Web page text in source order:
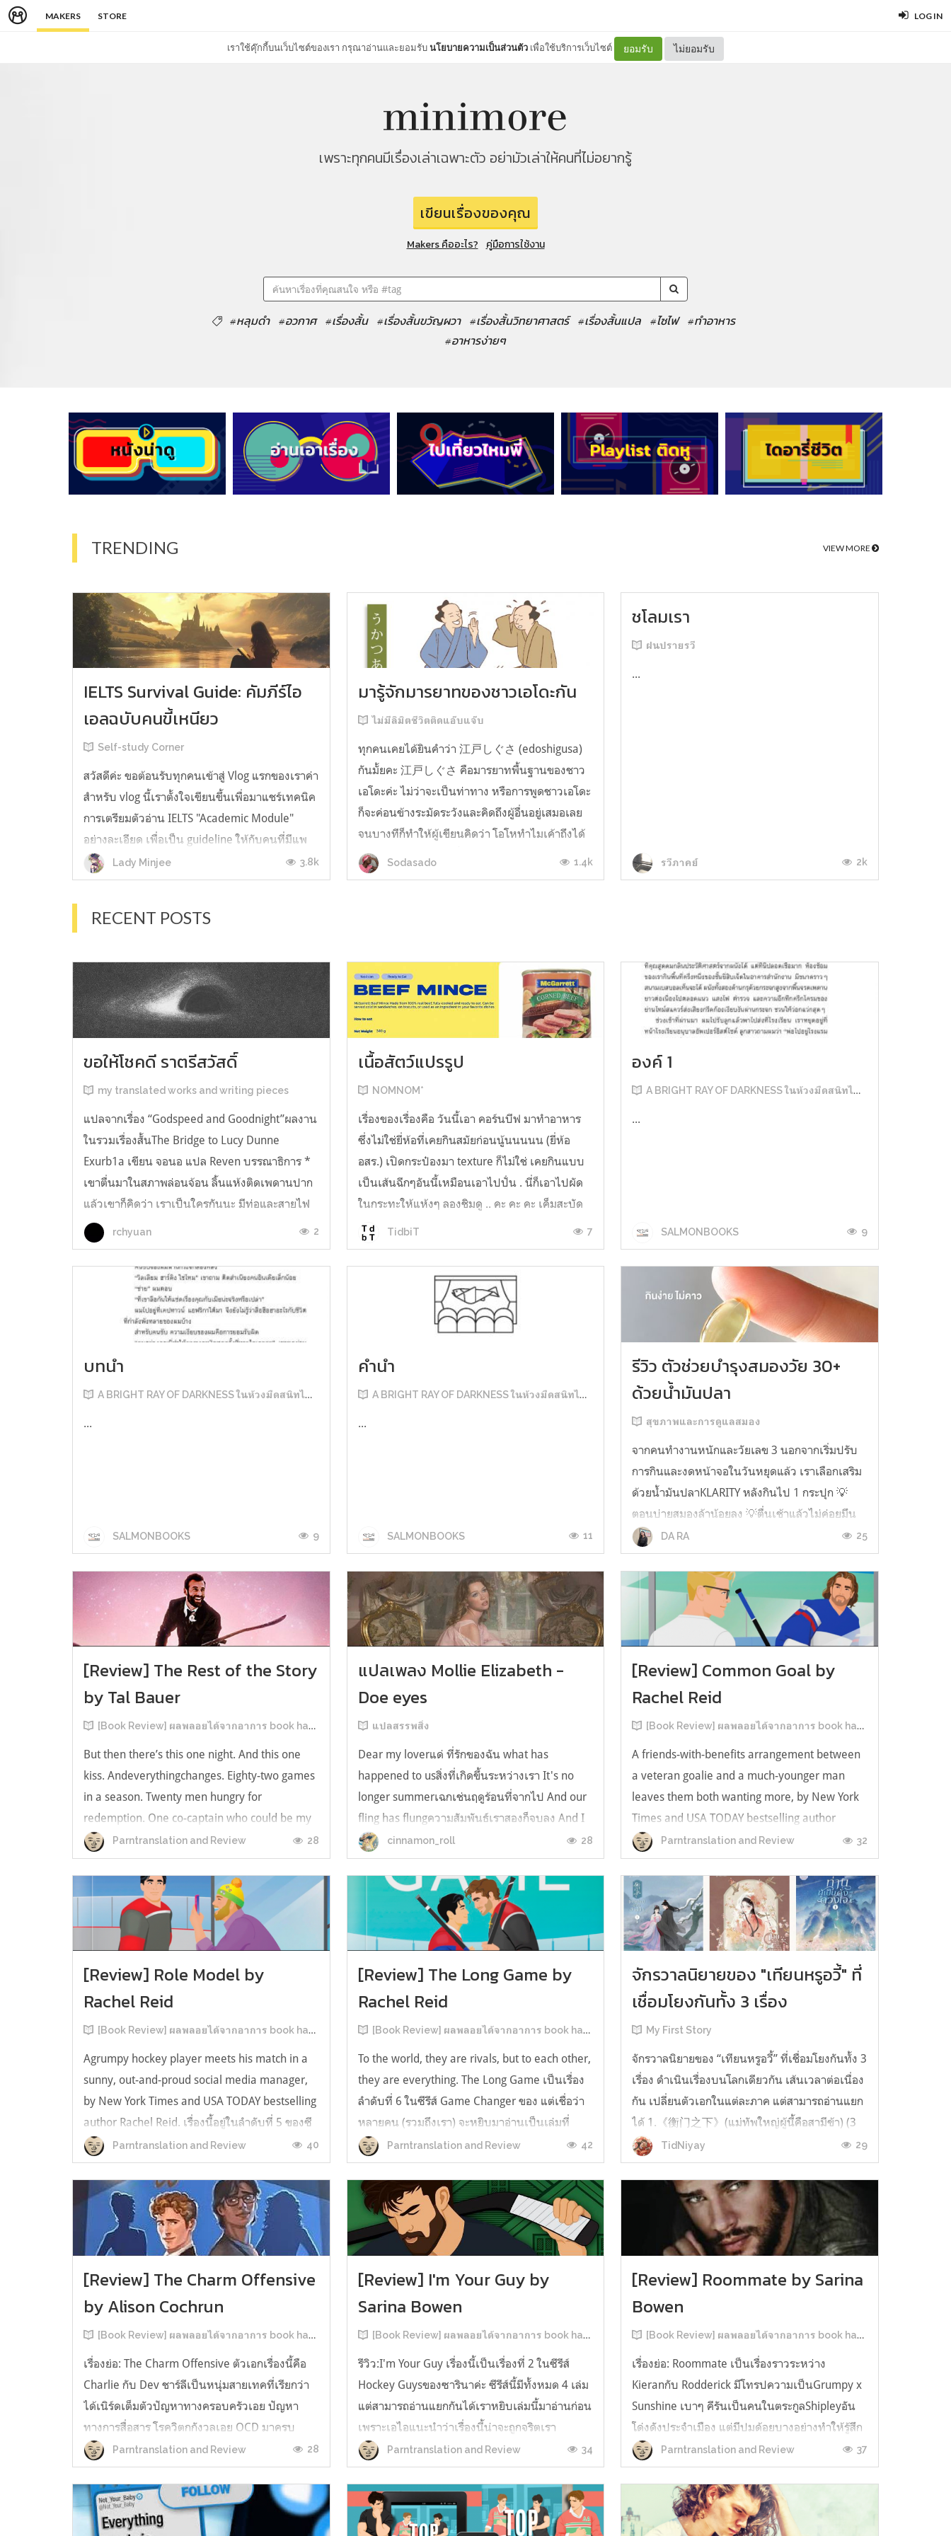
MAKERS STORE LOG IN
เราใช้คุ๊กกี้บนเว็บไซต์ของเรา กรุณาอ่านและยอมรับนโยบายความเป็นส่วนตัว เพื่อใช้บริการเว็บไซต์ ยอมรับ ไม่ยอมรับ
เพราะทุกคนมีเรื่องเล่าเฉพาะตัว อย่ามัวเล่าให้คนที่ไม่อยากรู้
เขียนเรื่องของคุณ
Makers คืออะไร? คู่มือการใช้งาน
#หลุมดำ #อวกาศ #เรื่องสั้น #เรื่องสั้นขวัญผวา #เรื่องสั้นวิทยาศาสตร์ #เรื่องสั้นแปล #ไซไฟ
#ทำอาหาร
#อาหารง่ายๆ
TRENDING VIEW MORE
IELTS Survival Guide: คัมภีร์ไอ
เอลฉบับคนขี้เหนียว
Self-study Corner
สวัสดีค่ะ ขอต้อนรับทุกคนเข้าสู่ Vlog แรกของเราค่า
สำหรับ vlog นี้เราตั้งใจเขียนขึ้นเพื่อมาแชร์เทคนิค
การเตรียมตัวอ่าน IELTS "Academic Module"
อย่างละเอียด เพื่อเป็น guideline ให้กับคนที่มีแพ
ลนจะสอบแต่ไม่รู้ต้องเริ่มตรงไหน หรืออยากจะได้
ข้อมูลเพิ่มเติมมาเสริมความมั่นใจจากที่ตัวเองเรียน
Lady Minjee 3.8k
มารู้จักมารยาทของชาวเอโดะกัน
ไม่มีลิมิตชีวิตติดแอ๊บแจ๊บ
ทุกคนเคยได้ยินคำว่า 江戸しぐさ (edoshigusa)
กันมั้ยคะ 江戸しぐさ คือมารยาทพื้นฐานของชาว
เอโดะค่ะ ไม่ว่าจะเป็นท่าทาง หรือการพูดชาวเอโดะ
ก็จะค่อนข้างระมัดระวังและคิดถึงผู้อื่นอยู่เสมอเลย
จนบางทีก็ทำให้ผู้เขียนคิดว่า โอโหทำไมเค้าถึงได้
คิดถึงคนอื่นได้ขนาดนี้นะอยากรู้มั้ยคะว่าชาวเอโดะ
มารยาทดีขนาดไหน มาลองอ่านกันได้เ...
Sodasado 1.4k
ชโลมเรา
ฝนปรายรวี
...
รวีภาคย์ 2k
RECENT POSTS
ขอให้โชคดี ราตรีสวัสดิ์
my translated works and writing pieces
แปลจากเรื่อง “Godspeed and Goodnight”ผลงาน
ในรวมเรื่องสั้นThe Bridge to Lucy Dunne
Exurb1a เขียน จอนอ แปล Reven บรรณาธิการ *
เขาตื่นมาในสภาพล่อนจ้อน ลิ้นแห้งติดเพดานปาก
แล้วเขาก็คิดว่า เราเป็นใครกันนะ มีท่อและสายไฟ
อยู่ในตัว เกิดความรู้สึกอยากฉี่ และแม้ตัวเขาจะ
เหยียดตรง ก็มีแต่ความมืดมิดอยู่เบื้องหน้...
rchyuan 2
เนื้อสัตว์แปรรูป
NOMNOM*
เรื่องของเรื่องคือ วันนี้เอา คอร์นบีฟ มาทำอาหาร
ซึ่งไม่ใช่ยี่ห้อที่เคยกินสมัยก่อนนู้นนนนน (ยี่ห้อ
อสร.) เปิดกระป๋องมา texture ก็ไม่ใช่ เคยกินแบบ
เป็นเส้นฉีกๆอันนี้เหมือนเอาไปปั่น . นี่ก็เอาไปผัด
ในกระทะให้แห้งๆ ลองชิมดู .. คะ คะ คะ เค็มสะบัด
O o" ... แบบใช้โควต้ากินโซเดียมทั้งสัปดาห์
ต้องหาผักนึ่ง ...
TidbiT 7
องค์ 1
A BRIGHT RAY OF DARKNESS ในห้วงมืดสนิทไม่มิดแสง
...
SALMONBOOKS 9
บทนำ
A BRIGHT RAY OF DARKNESS ในห้วงมืดสนิทไม่มิดแสง
...
SALMONBOOKS 9
คำนำ
A BRIGHT RAY OF DARKNESS ในห้วงมืดสนิทไม่มิดแสง
...
SALMONBOOKS 11
รีวิว ตัวช่วยบำรุงสมองวัย 30+
ด้วยน้ำมันปลา
สุขภาพและการดูแลสมอง
จากคนทำงานหนักและวัยเลข 3 นอกจากเริ่มปรับ
การกินและงดหน้าจอในวันหยุดแล้ว เราเลือกเสริม
ด้วยน้ำมันปลาKLARITY หลังกินไป 1 กระปุก 💡
ตอนบ่ายสมองล้าน้อยลง 💡ตื่นเช้าแล้วไม่ค่อยมึน
หัว 💡ไอเดียไม่ตัน ยิ่งทำงานสาย Content แนะนำ
ว่าควรมี ชอบตรงที่ไม่มีกลิ่นคาวเลย กินง่ายสุด
ตั้งแต่เคยกินน้ำมันปลามาเลย ใครที่เคยกิ...
DA RA 25
[Review] The Rest of the Story
by Tal Bauer
[Book Review] ผลพลอยได้จากอาการ book hangover หลังอ่านสารพัน MM Romance
But then there’s this one night. And this one
kiss. Andeverythingchanges. Eighty-two games
in a season. Twenty men hungry for
redemption. One co-captain who could be my
forever. This is the rest of the story. หลังอ่าน
แบบฟีลกู้ดติดๆ กันแล้ว เลยอยากได้ความแสบ
ทรวงในชีวิตบ้าง (หาเรื่อง!) เล่มนี้คู่หูเอ...
Parntranslation and Review 28
แปลเพลง Mollie Elizabeth -
Doe eyes
แปลสรรพสิ่ง
Dear my loverแด่ ที่รักของฉัน what has
happened to usสิ่งที่เกิดขึ้นระหว่างเรา It's no
longer summerเฉกเช่นฤดูร้อนที่จากไป And our
fling has flungความสัมพันธ์เราสองก็จบลง And I
still spin your recordsแต่ฉันยังเล่นเพลงโปรดของ
คุณบนแผ่นเสียงไวนิล And You still feel like
homeในใจฉัน ตัวตนคุณก็ยังอบอ...
cinnamon_roll 28
[Review] Common Goal by
Rachel Reid
[Book Review] ผลพลอยได้จากอาการ book hangover หลังอ่านสารพัน MM Romance
A friends-with-benefits arrangement between
a veteran goalie and a much-younger man
leaves them both wanting more, by New York
Times and USA TODAY bestselling author
Rachel Reid. เป็นเรื่องลำดับที่ 4ในซีรีส์ Game
Changer และเป็นเล่มที่ 4 ที่เราหยิบมาอ่าน ใน
ที่สุดลำดับเรื่องกับลำดับที่หยิบอ่านก็ตรงกั...
Parntranslation and Review 32
[Review] Role Model by
Rachel Reid
[Book Review] ผลพลอยได้จากอาการ book hangover หลังอ่านสารพัน MM Romance
Agrumpy hockey player meets his match in a
sunny, out-and-proud social media manager,
by New York Times and USA TODAY bestselling
author Rachel Reid. เรื่องนี้อยู่ในลำดับที่ 5 ของซี
รีส์ Game Changer แต่เป็นเรื่องที่ 3 ที่เราหยิบมา
อ่าน เพราะเห็นว่าเป็นเรื่องในไทม์ไลน์เดียวกันกับ
TheLong Game ประกอบกั...
Parntranslation and Review 40
[Review] The Long Game by
Rachel Reid
[Book Review] ผลพลอยได้จากอาการ book hangover หลังอ่านสารพัน MM Romance
To the world, they are rivals, but to each other,
they are everything. The Long Game เป็นเรื่อง
ลำดับที่ 6 ในซีรีส์ Game Changer ของ แต่เชื่อว่า
หลายคน (รวมถึงเรา) จะหยิบมาอ่านเป็นเล่มที่
2หลังจากอ่าน Heated Rivalry มา555 เรื่องย่อ:
The Long Game เล่ม Long Game นี่จะเป็น
ประมาณ2 ปีหลังจาก HR จะดำเนินเ...
Parntranslation and Review 42
จักรวาลนิยายของ "เทียนหรูอวี้" ที่
เชื่อมโยงกันทั้ง 3 เรื่อง
My First Story
จักรวาลนิยายของ “เทียนหรูอวี้” ที่เชื่อมโยงกันทั้ง 3
เรื่อง ดำเนินเรื่องบนโลกเดียวกัน เส้นเวลาต่อเนื่อง
กัน เปลี่ยนตัวเอกในแต่ละภาค แต่สามารถอ่านแยก
ได้ 1.《衡门之下》(แม่ทัพใหญ่ผู้นี้คือสามีข้า) (3
เล่มจบ) เป็นเรื่องที่เกิดก่อน เล่าเรื่องของ ฝูถิง กับ
หลี่ชีฉือ ที่ต้องแต่งงานกันก่อนจะใช้ชีวิตห่างไกล
TidNiyay 29
[Review] The Charm Offensive
by Alison Cochrun
[Book Review] ผลพลอยได้จากอาการ book hangover หลังอ่านสารพัน MM Romance
เรื่องย่อ: The Charm Offensive ตัวเอกเรื่องนี้คือ
Charlie กับ Dev ชาร์ลีเป็นหนุ่มสายเทคที่เรียกว่า
ได้เนิร์ดเต็มตัวปัญหาทางครอบครัวเอย ปัญหา
ทางการสื่อสาร โรควิตกกังวลเอย OCD มาครบ
เรียกได้ว่าครบองค์ประกอบความโอตะ เขาทั้งไม่
เชื่อในรักแท้ ไม่เคยมีความสัมพันธ์ในเชิงโรแมนติก
กับใคร หรืออาจเรียกว่าไม่เคยรู...
Parntranslation and Review 28
[Review] I'm Your Guy by
Sarina Bowen
[Book Review] ผลพลอยได้จากอาการ book hangover หลังอ่านสารพัน MM Romance
รีวิว:I'm Your Guy เรื่องนี้เป็นเรื่องที่ 2 ในซีรีส์
Hockey Guysของซารินาค่ะ ซีรีส์นี้มีทั้งหมด 4 เล่ม
แต่สามารถอ่านแยกกันได้เราหยิบเล่มนี้มาอ่านก่อน
เพราะเอไอแนะนำว่าเรื่องนี้น่าจะถูกจริตเรา
มากกว่า555 เรื่องนี้เป็นเรื่องราวของ TOMMASO
นักกีฬาฮอกกี้ NHL กับ Carter มัณฑนากรมือฉมัง
ทอมมาโซเพิ่งโดนเทร...
Parntranslation and Review 34
[Review] Roommate by Sarina
Bowen
[Book Review] ผลพลอยได้จากอาการ book hangover หลังอ่านสารพัน MM Romance
เรื่องย่อ: Roommate เป็นเรื่องราวระหว่าง
Kieranกับ Rodderick มีโทรปความเป็นGrumpy x
Sunshine เบาๆ คีรันเป็นคนในตระกูลShipleyอัน
โด่งดังประจำเมือง แต่มีปมด้อยบางอย่างทำให้รู้สึก
ว่าพ่อรักพี่ชายมากกว่าตัวเองเสมอ จึงดิ้นรนอยาก
ออกมาอยู่คนเดียวเพื่อให้หลุดจากอิทธิพลของที่
บ้าน และไล่ตามความฝันการเป็นกราฟฟิ...
Parntranslation and Review 37